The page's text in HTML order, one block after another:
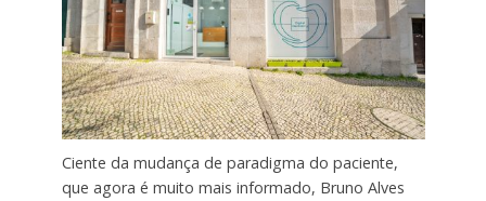
Ciente da mudança de paradigma do paciente,
que agora é muito mais informado, Bruno Alves